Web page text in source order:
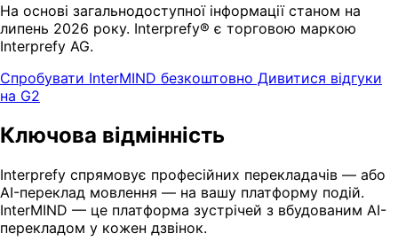
На основі загальнодоступної інформації станом на
липень 2026 року. Interprefy® є торговою маркою
Interprefy AG.
Спробувати InterMIND безкоштовно Дивитися відгуки
на G2
Ключова відмінність
Interprefy спрямовує професійних перекладачів — або
AI-переклад мовлення — на вашу платформу подій.
InterMIND — це платформа зустрічей з вбудованим AI-
перекладом у кожен дзвінок.